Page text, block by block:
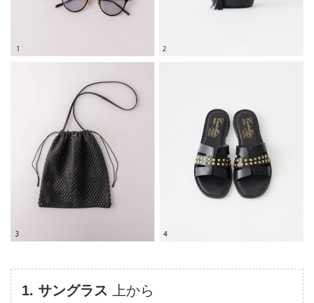
1. サングラス
上から